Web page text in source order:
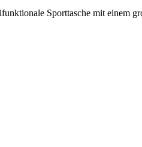
Sporttasche mit einem